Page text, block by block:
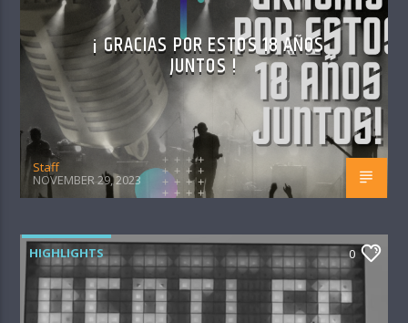
¡ GRACIAS POR ESTOS 18 AÑOS
JUNTOS !
Staff
NOVEMBER 29, 2023
HIGHLIGHTS 0